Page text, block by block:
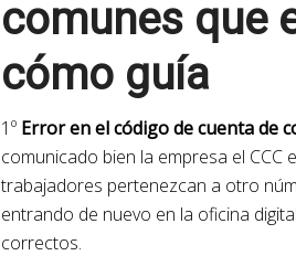
comunes que
cómo guía
1º Error en el código de cuenta de
comunicado bien la empresa el
trabajadores pertenezcan a otro
entrando de nuevo en la oficina
correctos.